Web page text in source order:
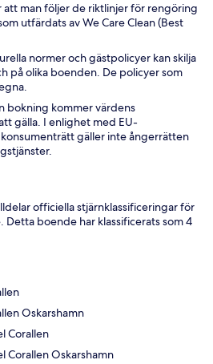
man följer de riktlinjer för rengöring
utfärdats av We Care Clean (Best
normer och gästpolicyer kan skilja
på olika boenden. De policyer som
bokning kommer värdens
gälla. I enlighet med EU-
gäller inte ångerrätten
officiella stjärnklassificeringar för
Detta boende har klassificerats som 4
Oskarshamn
Corallen
Corallen Oskarshamn